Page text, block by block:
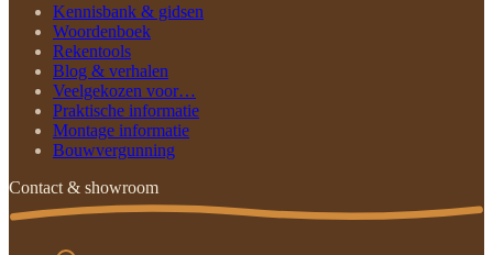
Kennisbank & gidsen
Woordenboek
Rekentools
Blog & verhalen
Veelgekozen voor…
Praktische informatie
Montage informatie
Bouwvergunning
Contact & showroom